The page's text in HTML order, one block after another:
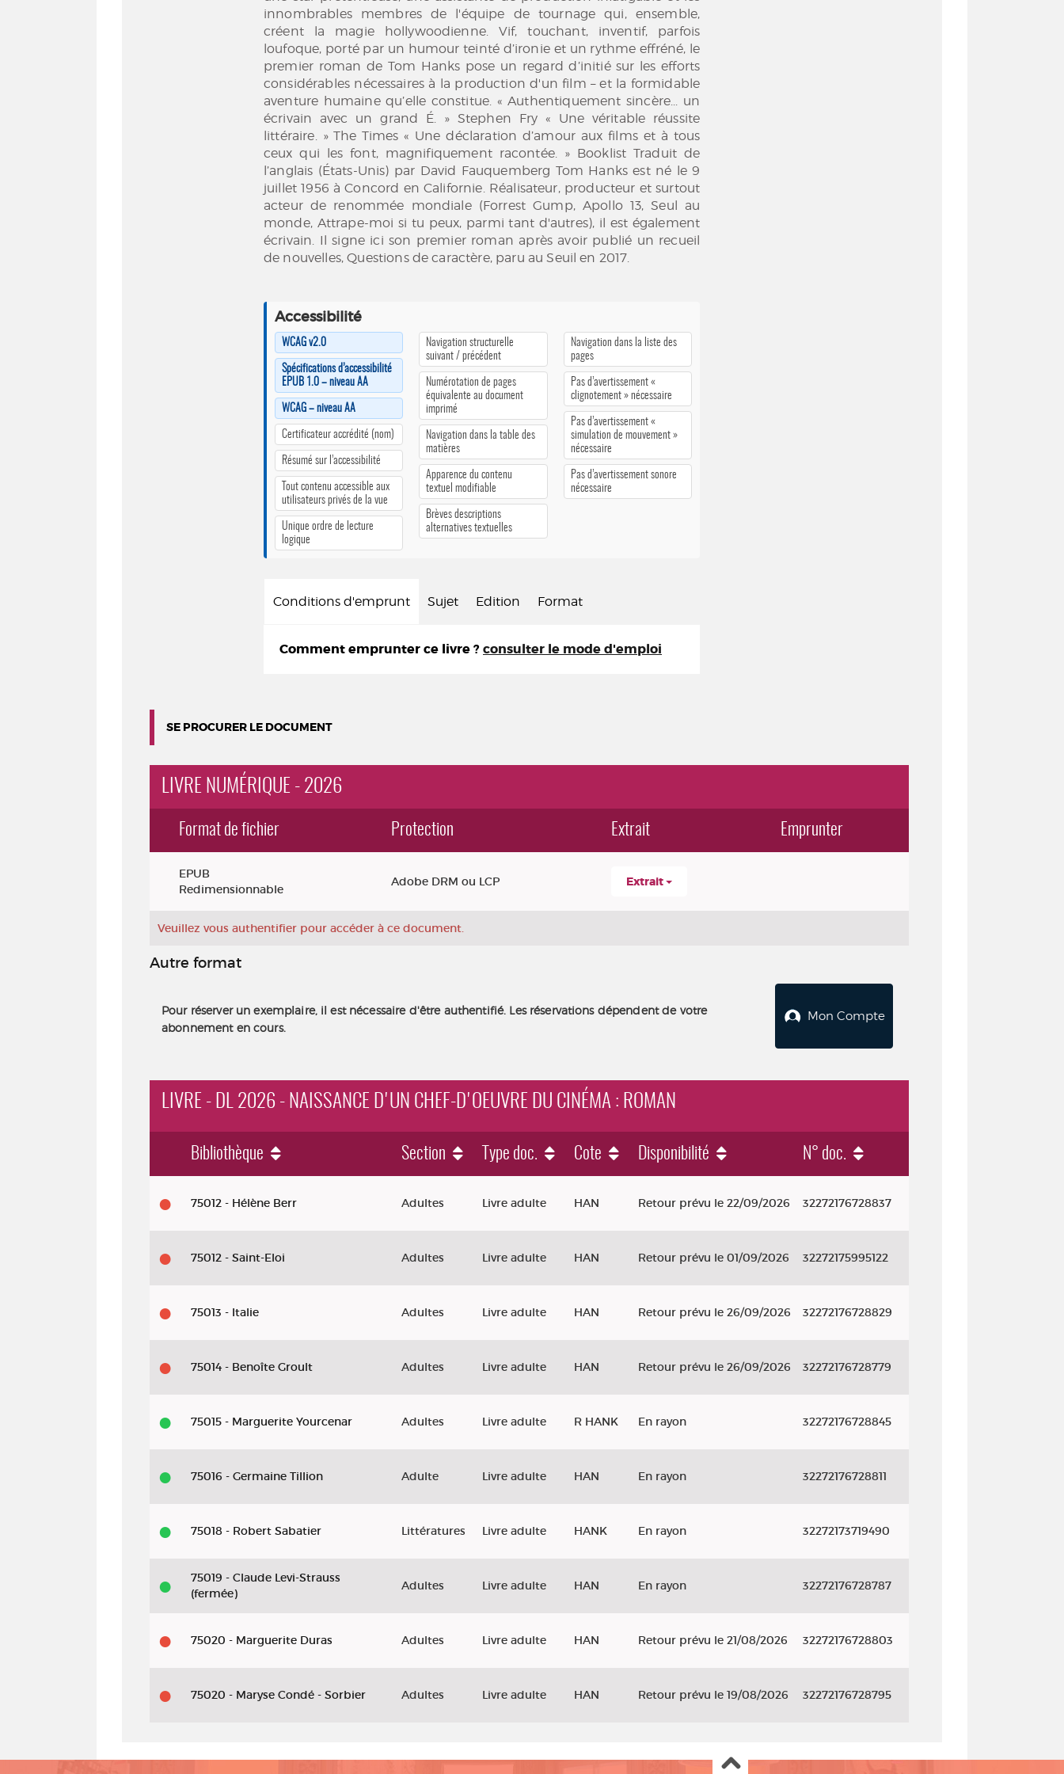
innombrables membres de l'équipe de tournage qui, ensemble,
créent la magie hollywoodienne. Vif, touchant, inventif, parfois
loufoque, porté par un humour teinté d’ironie et un rythme effréné, le
premier roman de Tom Hanks pose un regard d’initié sur les efforts
considérables nécessaires à la production d'un film – et la formidable
aventure humaine qu’elle constitue. « Authentiquement sincère... un
écrivain avec un grand É. » Stephen Fry « Une véritable réussite
littéraire. » The Times « Une déclaration d’amour aux films et à tous
ceux qui les font, magnifiquement racontée. » Booklist Traduit de
l’anglais (États-Unis) par David Fauquemberg Tom Hanks est né le 9
juillet 1956 à Concord en Californie. Réalisateur, producteur et surtout
acteur de renommée mondiale (Forrest Gump, Apollo 13, Seul au
monde, Attrape-moi si tu peux, parmi tant d'autres), il est également
écrivain. Il signe ici son premier roman après avoir publié un recueil
de nouvelles, Questions de caractère, paru au Seuil en 2017.
Accessibilité
WCAG v2.0
Spécifications d’accessibilité
EPUB 1.0 – niveau AA
WCAG – niveau AA
Certificateur accrédité (nom)
Résumé sur l’accessibilité
Tout contenu accessible aux
utilisateurs privés de la vue
Unique ordre de lecture
logique
Navigation structurelle
suivant / précédent
Numérotation de pages
équivalente au document
imprimé
Navigation dans la table des
matières
Apparence du contenu
textuel modifiable
Brèves descriptions
alternatives textuelles
Navigation dans la liste des
pages
Pas d’avertissement «
clignotement » nécessaire
Pas d’avertissement «
simulation de mouvement »
nécessaire
Pas d’avertissement sonore
nécessaire
Conditions d'emprunt Sujet Edition Format
Comment emprunter ce livre ? consulter le mode d'emploi
SE PROCURER LE DOCUMENT
LIVRE NUMÉRIQUE - 2026
Format de fichier Protection Extrait Emprunter
EPUB
Redimensionnable
Adobe DRM ou LCP Extrait
Veuillez vous authentifier pour accéder à ce document.
Autre format
Pour réserver un exemplaire, il est nécessaire d'être authentifié. Les réservations dépendent de votre
abonnement en cours.
Mon Compte
LIVRE - DL 2026 - NAISSANCE D'UN CHEF-D'OEUVRE DU CINÉMA : ROMAN
Bibliothèque Section Type doc. Cote Disponibilité N° doc.
75012 - Hélène Berr Adultes Livre adulte HAN Retour prévu le 22/09/2026 32272176728837
75012 - Saint-Eloi Adultes Livre adulte HAN Retour prévu le 01/09/2026 32272175995122
75013 - Italie Adultes Livre adulte HAN Retour prévu le 26/09/2026 32272176728829
75014 - Benoîte Groult Adultes Livre adulte HAN Retour prévu le 26/09/2026 32272176728779
75015 - Marguerite Yourcenar Adultes Livre adulte R HANK En rayon 32272176728845
75016 - Germaine Tillion Adulte Livre adulte HAN En rayon 32272176728811
75018 - Robert Sabatier Littératures Livre adulte HANK En rayon 32272173719490
75019 - Claude Levi-Strauss
(fermée)
Adultes Livre adulte HAN En rayon 32272176728787
75020 - Marguerite Duras Adultes Livre adulte HAN Retour prévu le 21/08/2026 32272176728803
75020 - Maryse Condé - Sorbier Adultes Livre adulte HAN Retour prévu le 19/08/2026 32272176728795